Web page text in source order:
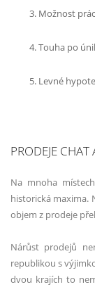
Možnost
Touha po
Levné
PRODEJE
Na mnoha
historická maxima.
objem z prodeje
Nárůst prodejů
republikou s
dvou krajích to